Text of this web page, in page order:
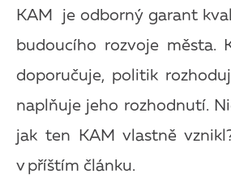
KAM je odborný garant
budoucího rozvoje města.
doporučuje, politik
naplňuje jeho rozhodnutí.
jak ten KAM vlastně
vpříštím článku.